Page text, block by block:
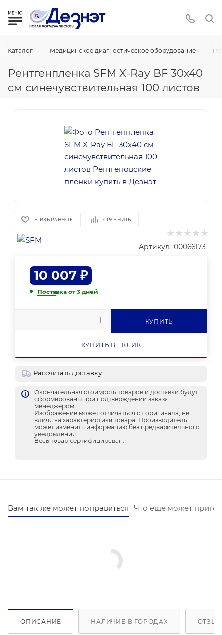
Каталог — Медицинское диагностическое оборудование —
Рентгенпленка SFM X-Ray BF 30х40
см синечувствительная 100 листов
В ИЗБРАННОЕ СРАВНИТЬ
Артикул: 00066173
10 007 ₽
Поставка от 3 дней
КУПИТЬ
КУПИТЬ В 1 КЛИК
Рассчитать доставку
Окончательная стоимость товаров и доставки будут
сформированы при подтверждении заказа
менеджером.
Изображение может отличаться от оригинала, не
влияя на характеристики товара. Производитель
может изменить информацию без предварительного
уведомления.
Весь товар сертифицирован.
Вам так же может понравиться Что еще может
ОПИСАНИЕ НАЛИЧИЕ В ГОРОДАХ